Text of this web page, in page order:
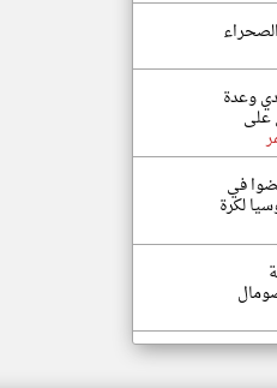
وعدة
على
7 دول عربية.. 13 عضوا في
لكرة